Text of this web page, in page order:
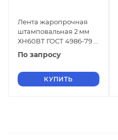
Лента жаропрочная
штамповальная 2 мм
ХН60ВТ ГОСТ 4986-79 г/
к
По запросу
КУПИТЬ